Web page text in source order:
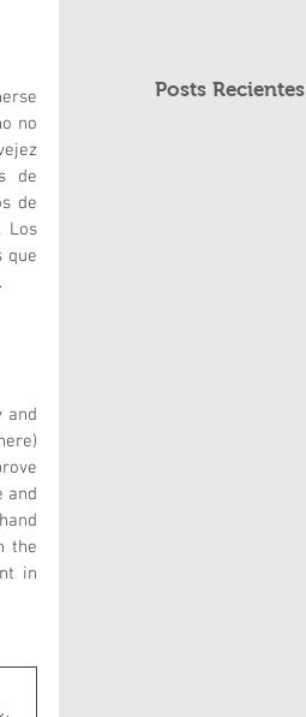
no
de
de
Los
que
and
the
in
Posts Recientes